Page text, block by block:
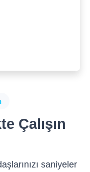
Çalışın
saniyeler